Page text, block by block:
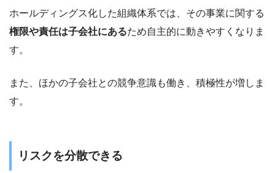
ホールディングス化した組織体系では、その事業に関する
権限や責任は子会社にあるため自主的に動きやすくなりま
す。
また、ほかの子会社との競争意識も働き、積極性が増しま
す。
リスクを分散できる